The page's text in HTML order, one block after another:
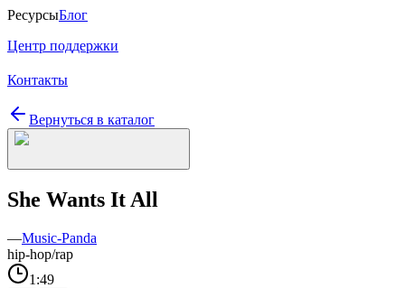
РесурсыБлог
Центр поддержки
Контакты
Вернуться в каталог
She Wants It All
—Music-Panda
hip-hop/rap
1:49